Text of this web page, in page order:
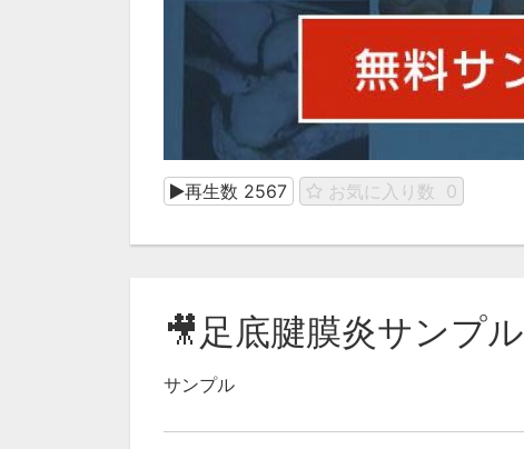
再生数 2567 お気に入り数 0
🎥足底腱膜炎サンプル
サンプル